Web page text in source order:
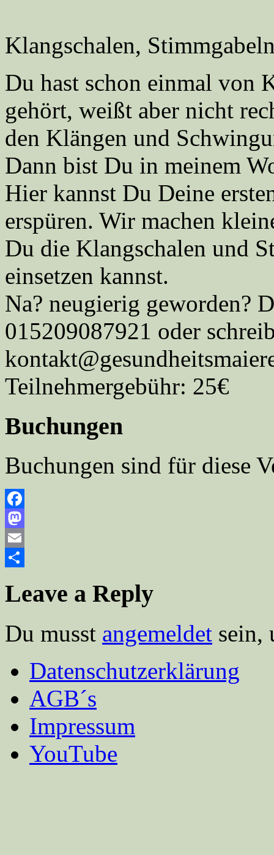
Klangschalen,
Du hast schon einmal von
gehört, weißt aber nicht
den Klängen und
Dann bist Du in meinem
Hier kannst Du Deine
erspüren. Wir machen
Du die Klangschalen und
einsetzen kannst.
Na? neugierig geworden?
015209087921 oder
Teilnehmergebühr: 25€
Buchungen
Buchungen sind für diese
Facebook
Mastodon
Email
Leave a Reply
Du musst angemeldet sein,
Datenschutzerklärung
AGB´s
Impressum
YouTube